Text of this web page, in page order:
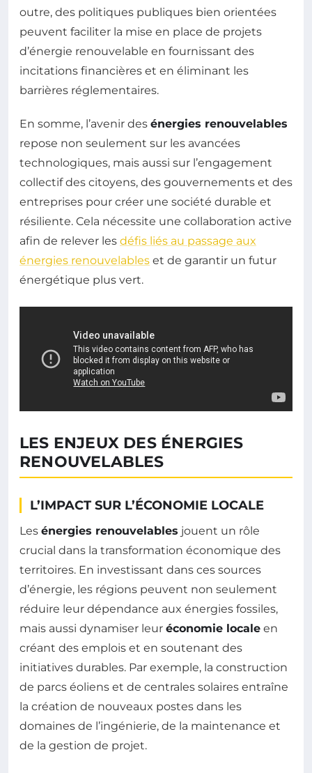
outre, des politiques publiques bien orientées
peuvent faciliter la mise en place de projets
d’énergie renouvelable en fournissant des
incitations financières et en éliminant les
barrières réglementaires.
En somme, l’avenir des énergies renouvelables
repose non seulement sur les avancées
technologiques, mais aussi sur l’engagement
collectif des citoyens, des gouvernements et des
entreprises pour créer une société durable et
résiliente. Cela nécessite une collaboration active
afin de relever les défis liés au passage aux
énergies renouvelables et de garantir un futur
énergétique plus vert.
LES ENJEUX DES ÉNERGIES
RENOUVELABLES
L’IMPACT SUR L’ÉCONOMIE LOCALE
Les énergies renouvelables jouent un rôle
crucial dans la transformation économique des
territoires. En investissant dans ces sources
d’énergie, les régions peuvent non seulement
réduire leur dépendance aux énergies fossiles,
mais aussi dynamiser leur économie locale en
créant des emplois et en soutenant des
initiatives durables. Par exemple, la construction
de parcs éoliens et de centrales solaires entraîne
la création de nouveaux postes dans les
domaines de l’ingénierie, de la maintenance et
de la gestion de projet.